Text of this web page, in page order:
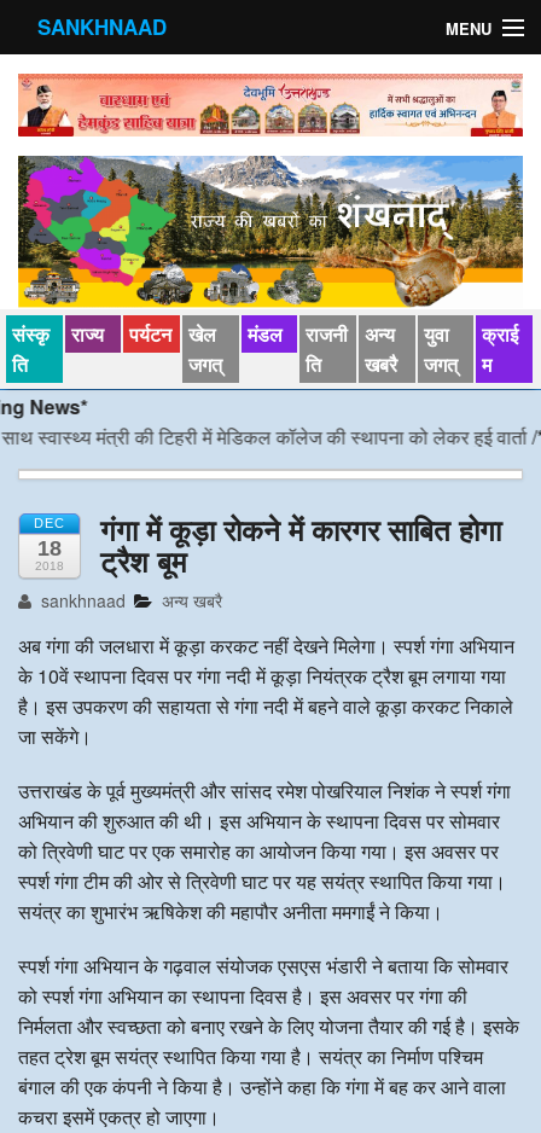
SANKHNAAD MENU
मुख्य पृष्ठ
राज्य
मंडल
संस्कृति
खेल जगत्
पर्यटन
पड़ोसी राज्य
स्वास्‍थ्य
देश विदेश
अन्य खबरै
संस्कृ
ति
राज्य पर्यटन खेल
जगत्
मंडल
राजनी
ति
अन्य
खबरै
युवा
जगत्
क्राई
म
मंत्री की टिहरी में मेडिकल कॉलेज की स्थापना को लेकर हुई वार्ता/*/
DEC
18
2018
गंगा में कूड़ा रोकने में कारगर साबित होगा
ट्रैश बूम
sankhnaad अन्य खबरै
अब गंगा की जलधारा में कूड़ा करकट नहीं देखने मिलेगा। स्पर्श गंगा अभियान
के 10वें स्थापना दिवस पर गंगा नदी में कूड़ा नियंत्रक ट्रैश बूम लगाया गया
है। इस उपकरण की सहायता से गंगा नदी में बहने वाले कूड़ा करकट निकाले
जा सकेंगे।
उत्तराखंड के पूर्व मुख्यमंत्री और सांसद रमेश पोखरियाल निशंक ने स्पर्श गंगा
अभियान की शुरुआत की थी। इस अभियान के स्थापना दिवस पर सोमवार
को त्रिवेणी घाट पर एक समारोह का आयोजन किया गया। इस अवसर पर
स्पर्श गंगा टीम की ओर से त्रिवेणी घाट पर यह सयंत्र स्थापित किया गया।
सयंत्र का शुभारंभ ऋषिकेश की महापौर अनीता ममगाईं ने किया।
स्पर्श गंगा अभियान के गढ़वाल संयोजक एसएस भंडारी ने बताया कि सोमवार
को स्पर्श गंगा अभियान का स्थापना दिवस है। इस अवसर पर गंगा की
निर्मलता और स्वच्छता को बनाए रखने के लिए योजना तैयार की गई है। इसके
तहत ट्रेश बूम सयंत्र स्थापित किया गया है। सयंत्र का निर्माण पश्चिम
बंगाल की एक कंपनी ने किया है। उन्होंने कहा कि गंगा में बह कर आने वाला
कचरा इसमें एकत्र हो जाएगा।